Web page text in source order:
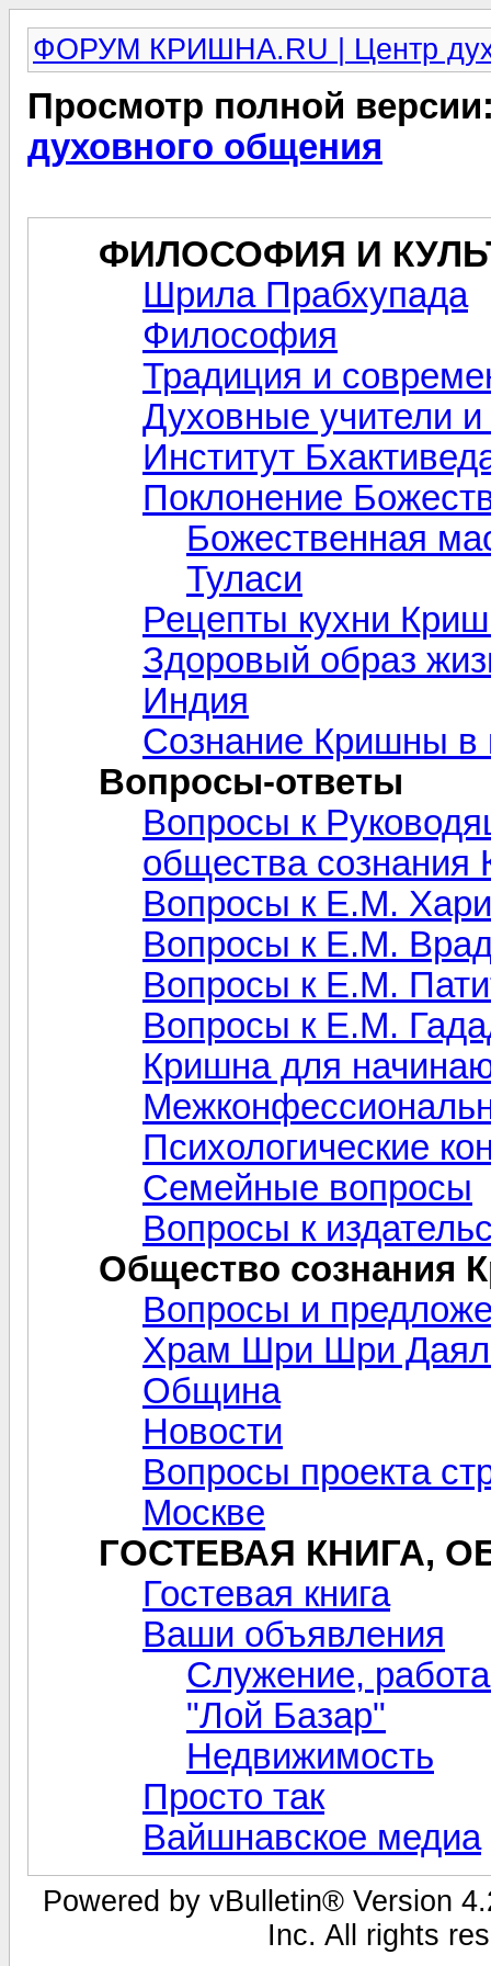
ФОРУМ КРИШНА.RU | Центр
Просмотр полной
духовного общения
ФИЛОСОФИЯ И
Шрила Прабхупада
Философия
Традиция и
Духовные учители
Институт
Поклонение
Божественная
Туласи
Рецепты кухни
Здоровый образ
Индия
Сознание Кришны в
Вопросы-ответы
Вопросы к
общества
Вопросы к Е.М.
Вопросы к Е.М.
Вопросы к Е.М.
Вопросы к Е.М.
Кришна для
Психологические
Семейные вопросы
Вопросы к
Общество сознания
Вопросы и
Храм Шри Шри
Община
Новости
Вопросы проекта
Москве
ГОСТЕВАЯ КНИГА,
Гостевая книга
Ваши объявления
Служение,
"Лой Базар"
Недвижимость
Просто так
Вайшнавское медиа
Powered by vBulletin® Version
Inc. All rights